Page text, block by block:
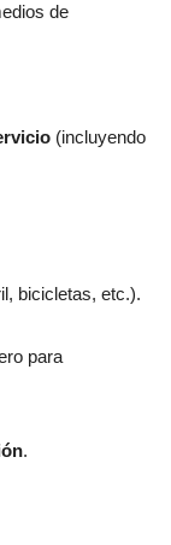
de
(incluyendo
bicicletas, etc.).
para
.